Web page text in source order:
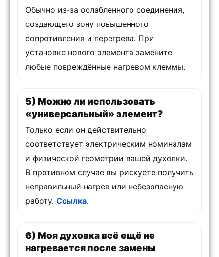
Обычно из-за ослабленного соединения,
создающего зону повышенного
сопротивления и перегрева. При
установке нового элемента замените
любые повреждённые нагревом клеммы.
5) Можно ли использовать
«универсальный» элемент?
Только если он действительно
соответствует электрическим номиналам
и физической геометрии вашей духовки.
В противном случае вы рискуете получить
неправильный нагрев или небезопасную
работу. Ссылка.
6) Моя духовка всё ещё не
нагревается после замены